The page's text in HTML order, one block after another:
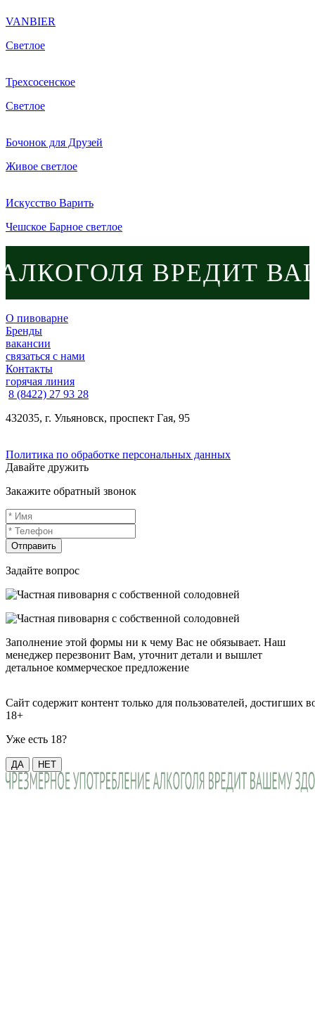
VANBIER
Светлое
Трехсосенское
Светлое
Бочонок для Друзей
Живое светлое
Искусство Варить
Чешское Барное светлое
ВРЕДИТ
О пивоварне
Бренды
вакансии
связаться с нами
Контакты
горячая линия
8 (8422) 27 93 28
432035, г. Ульяновск, проспект Гая, 95
Политика по обработке персональных данных
Давайте дружить
Закажите обратный звонок
Отправить
Задайте вопрос
Заполнение этой формы ни к чему Вас не обязывает. Наш
менеджер перезвонит Вам, уточнит детали и вышлет
детальное коммерческое предложение
Сайт содержит контент только для пользователей, достигших
18+
Уже есть 18?
ДА НЕТ